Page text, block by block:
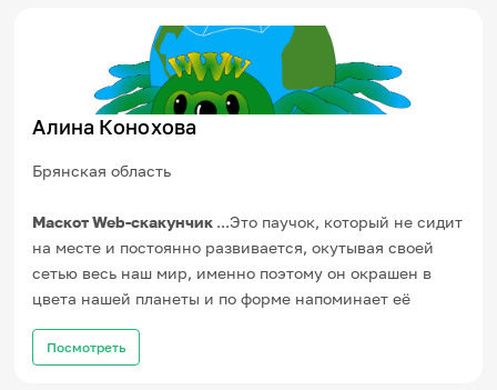
Алина Конохова
Брянская область
Маскот Web-скакунчик ...Это паучок, который не сидит
на месте и постоянно развивается, окутывая своей
сетью весь наш мир, именно поэтому он окрашен в
цвета нашей планеты и по форме напоминает её
Посмотреть